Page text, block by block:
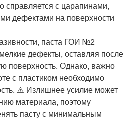
справляется с царапинами,
дефектами на поверхности
паста ГОИ №2
дефекты, оставляя после
поверхность. Однако, важно
с пластиком необходимо
⚠️ Излишнее усилие может
материала, поэтому
пасту с минимальным